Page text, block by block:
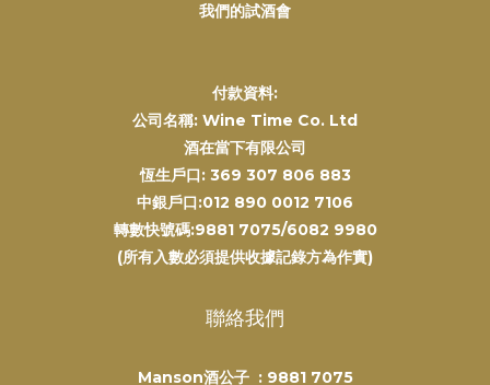
我們的試酒會
付款資料:
公司名稱: Wine Time Co. Ltd
酒在當下有限公司
恆生戶口: 369 307 806 883
中銀戶口:012 890 0012 7106
轉數快號碼:9881 7075/6082 9980
(所有入數必須提供收據記錄方為作實)
聯絡我們
Manson酒公子 : 9881 7075